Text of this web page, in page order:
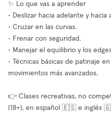
✨ Lo que vas a aprender
• Deslizar hacia adelante y hacia
• Cruzar en las curvas.
• Frenar con seguridad.
• Manejar el equilibrio y los
• Técnicas básicas de patinaje
movimientos más avanzados.
👉 Clases recreativas, no
(18+), en español 🇪🇸 e inglés